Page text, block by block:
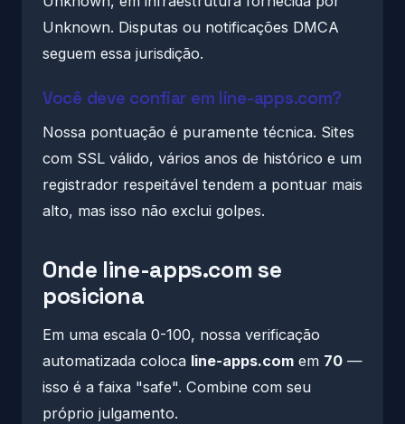
Unknown. Disputas ou notificações DMCA
seguem essa jurisdição.
Você deve confiar em line-apps.com?
Nossa pontuação é puramente técnica. Sites
com SSL válido, vários anos de histórico e um
registrador respeitável tendem a pontuar mais
alto, mas isso não exclui golpes.
Onde line-apps.com se
posiciona
Em uma escala 0-100, nossa verificação
automatizada coloca line-apps.com em 70 —
isso é a faixa "safe". Combine com seu
próprio julgamento.